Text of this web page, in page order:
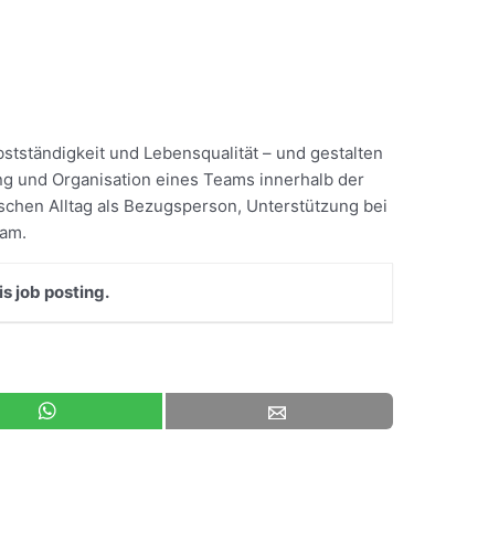
und Lebensqualität – und gestalten
und Organisation eines Teams innerhalb der
Alltag als Bezugsperson, Unterstützung bei
job posting.